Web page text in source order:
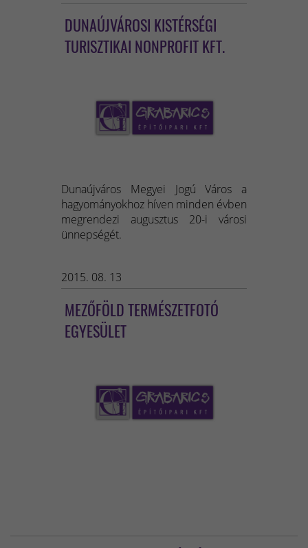
DUNAÚJVÁROSI KISTÉRSÉGI
TURISZTIKAI NONPROFIT KFT.
Dunaújváros Megyei Jogú Város a
hagyományokhoz híven minden évben
megrendezi augusztus 20-i városi
ünnepségét.
2015. 08. 13
MEZŐFÖLD TERMÉSZETFOTÓ
EGYESÜLET